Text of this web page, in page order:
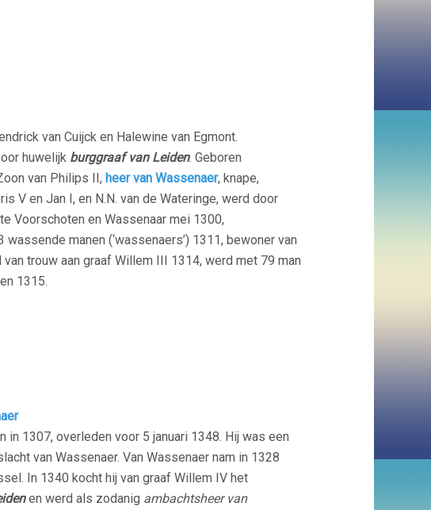
van Cuijck en Halewine van Egmont.
huwelijk burggraaf van Leiden. Geboren
van Philips II, heer van Wassenaer, knape,
V en Jan I, en N.N. van de Wateringe, werd door
Voorschoten en Wassenaar mei 1300,
manen (‘wassenaers’) 1311, bewoner van
trouw aan graaf Willem III 1314, werd met 79 man
1315.
in 1307, overleden voor 5 januari 1348. Hij was een
van Wassenaer. Van Wassenaer nam in 1328
In 1340 kocht hij van graaf Willem IV het
en werd als zodanig ambachtsheer van